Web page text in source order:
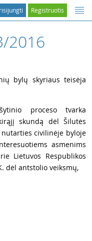
Registruotis
2016
bylų skyriaus teisėja
proceso tvarka
skundą dėl Šilutės
civilinėje byloje
asmenims
Lietuvos Respublikos
dėl antstolio veiksmų,